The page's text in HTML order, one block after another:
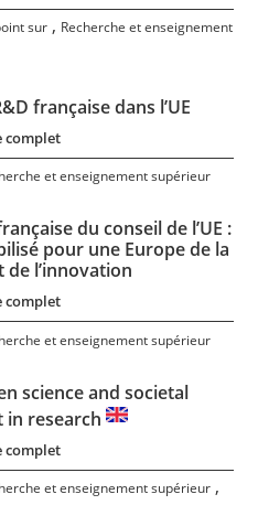
sur , Recherche et enseignement
française dans l’UE
complet
et enseignement supérieur
du conseil de l’UE :
pour une Europe de la
de l’innovation
complet
et enseignement supérieur
science and societal
in research
complet
et enseignement supérieur ,